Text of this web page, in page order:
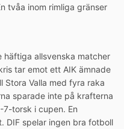
tvåa inom rimliga gränser
häftiga allsvenska matcher
tar emot ett AIK ämnade
Valla med fyra raka
sparade inte på krafterna
torsk i cupen. En
DIF spelar ingen bra fotboll